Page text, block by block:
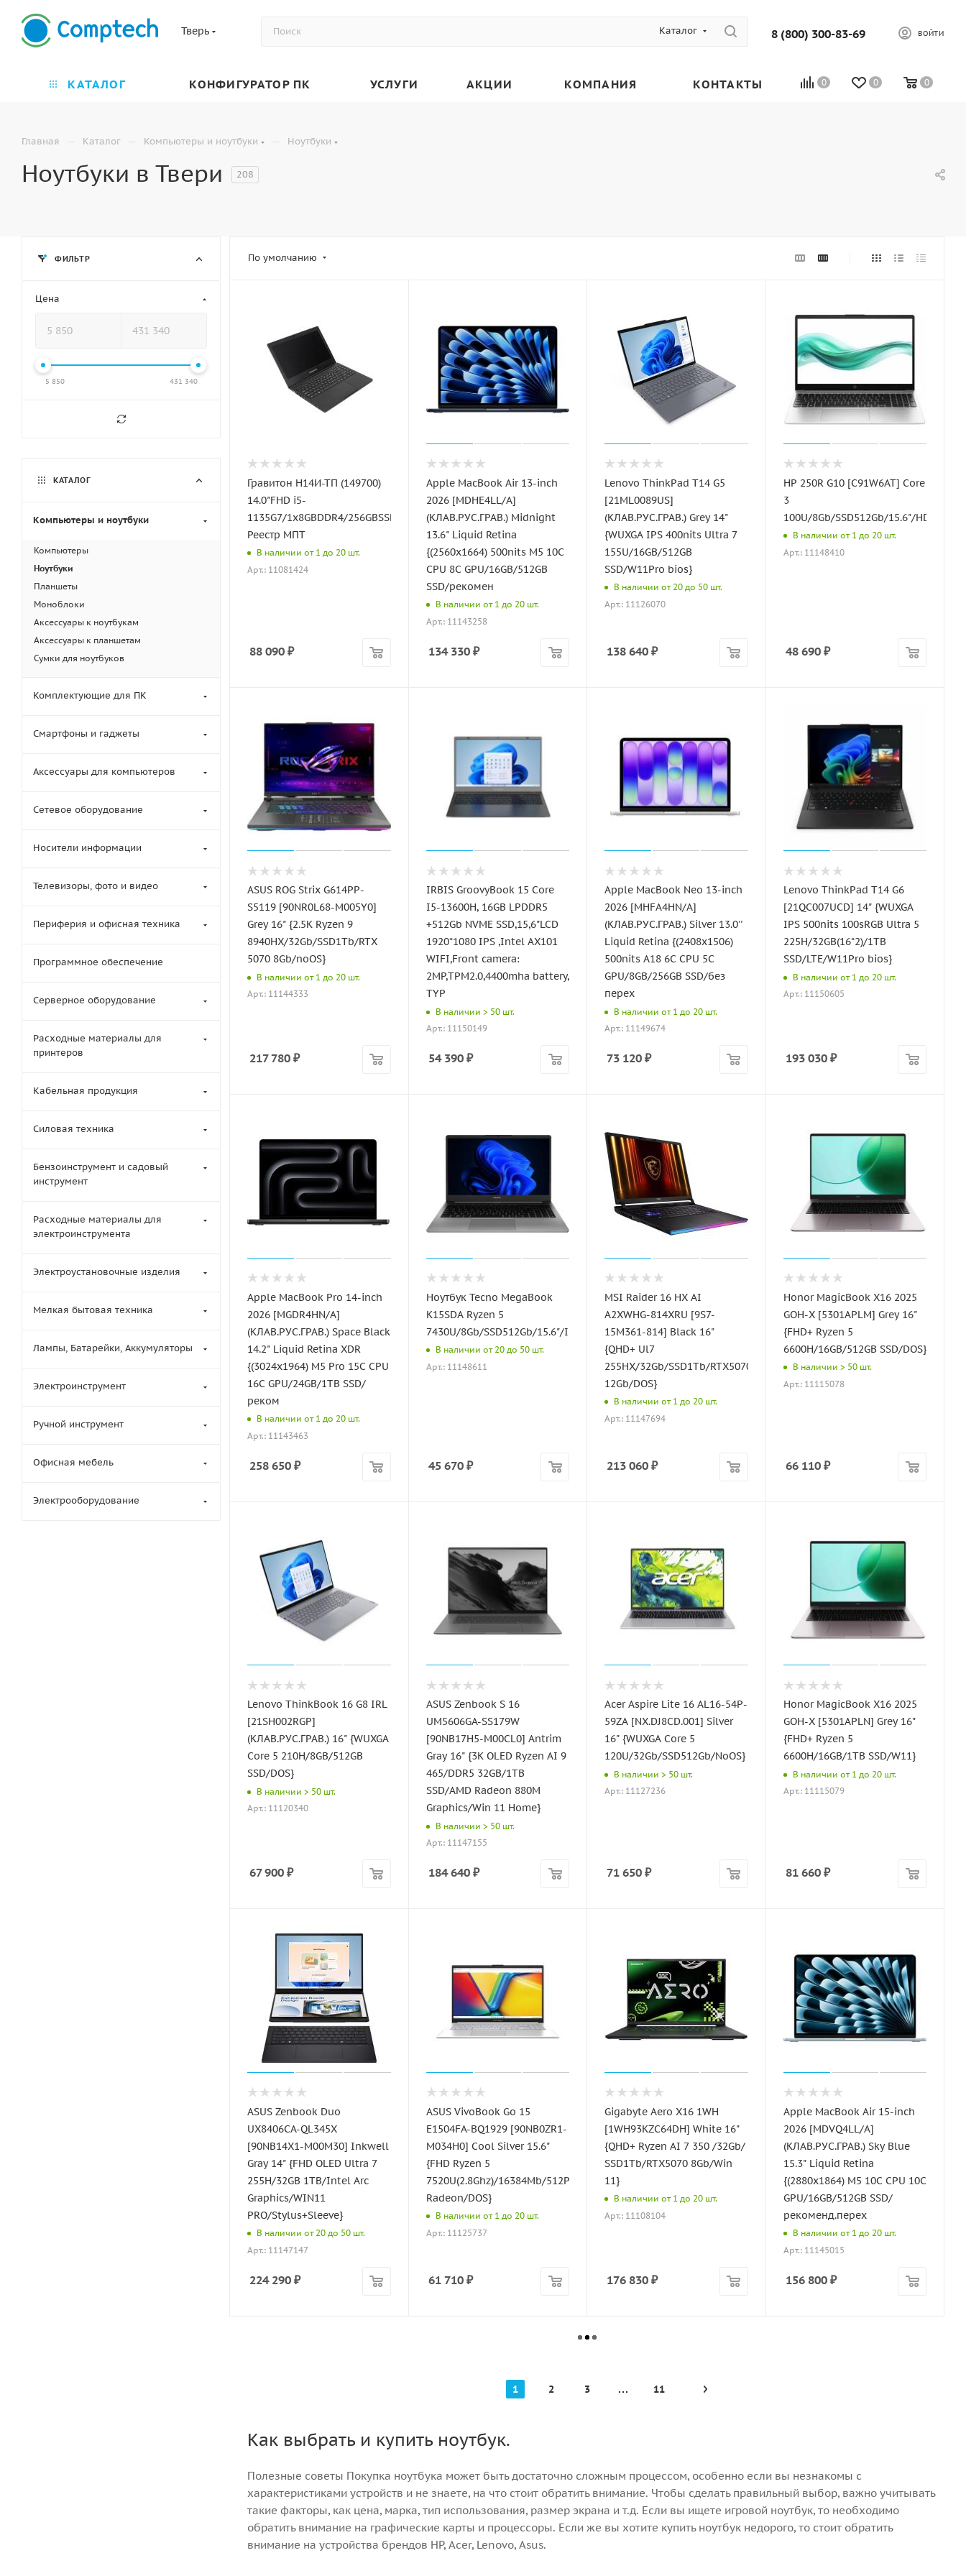
Тверь Каталог 8 (800) 300-83-69 ВОЙТИ
0 0 0
КАТАЛОГ КОНФИГУРАТОР ПК УСЛУГИ АКЦИИ КОМПАНИЯ КОНТАКТЫ
Главная — Каталог — Компьютеры и ноутбуки — Ноутбуки
Ноутбуки в Твери 208
По умолчанию
Гравитон Н14И-ТП (149700)
14.0"FHD i5-
1135G7/1x8GBDDR4/256GBSSD_M.2/WiFi+BT/NoOS/
Реестр МПТ
В наличии от 1 до 20 шт.
Арт.: 11081424
88 090 ₽
Apple MacBook Air 13-inch
2026 [MDHE4LL/A]
(КЛАВ.РУС.ГРАВ.) Midnight
13.6" Liquid Retina
{(2560x1664) 500nits M5 10C
CPU 8C GPU/16GB/512GB
SSD/рекомен
В наличии от 1 до 20 шт.
Арт.: 11143258
134 330₽
Lenovo ThinkPad T14 G5
[21ML0089US]
(КЛАВ.РУС.ГРАВ.) Grey 14"
{WUXGA IPS 400nits Ultra 7
155U/16GB/512GB
SSD/W11Pro bios}
В наличии от 20 до 50 шт.
Арт.: 11126070
138 640 ₽
HP 250R G10 [C91W6AT] Core
3
100U/8Gb/SSD512Gb/15.6"/HD/
В наличии от 1 до 20 шт.
Арт.: 11148410
48 690₽
ASUS ROG Strix G614PP-
S5119 [90NR0L68-M005Y0]
Grey 16" {2.5K Ryzen 9
8940HX/32Gb/SSD1Tb/RTX
5070 8Gb/noOS}
В наличии от 1 до 20 шт.
Арт.: 11144333
217 780 ₽
IRBIS GroovyBook 15 Core
I5-13600H, 16GB LPDDR5
+512Gb NVME SSD,15,6"LCD
1920*1080 IPS ,Intel AX101
WIFI,Front camera:
2MP,TPM2.0,4400mha battery,
TYP
В наличии > 50 шт.
Арт.: 11150149
54 390₽
Apple MacBook Neo 13-inch
2026 [MHFA4HN/A]
(КЛАВ.РУС.ГРАВ.) Silver 13.0''
Liquid Retina {(2408x1506)
500nits A18 6C CPU 5C
GPU/8GB/256GB SSD/без
перех
В наличии от 1 до 20 шт.
Арт.: 11149674
73 120 ₽
Lenovo ThinkPad T14 G6
[21QC007UCD] 14" {WUXGA
IPS 500nits 100sRGB Ultra 5
225H/32GB(16*2)/1TB
SSD/LTE/W11Pro bios}
В наличии от 1 до 20 шт.
Арт.: 11150605
193 030₽
Apple MacBook Pro 14-inch
2026 [MGDR4HN/A]
(КЛАВ.РУС.ГРАВ.) Space Black
14.2" Liquid Retina XDR
{(3024x1964) M5 Pro 15C CPU
16C GPU/24GB/1TB SSD/
реком
В наличии от 1 до 20 шт.
Арт.: 11143463
258 650 ₽
Ноутбук Tecno MegaBook
K15SDA Ryzen 5
7430U/8Gb/SSD512Gb/15.6"/IPS/FHD/W11H/grey/6060mAh
В наличии от 20 до 50 шт.
Арт.: 11148611
45 670₽
MSI Raider 16 HX AI
A2XWHG-814XRU [9S7-
15M361-814] Black 16"
{QHD+ Ul7
255HX/32Gb/SSD1Tb/RTX5070Ti
12Gb/DOS}
В наличии от 1 до 20 шт.
Арт.: 11147694
213 060 ₽
Honor MagicBook X16 2025
GOH-X [5301APLM] Grey 16"
{FHD+ Ryzen 5
6600H/16GB/512GB SSD/DOS}
В наличии > 50 шт.
Арт.: 11115078
66 110₽
Lenovo ThinkBook 16 G8 IRL
[21SH002RGP]
(КЛАВ.РУС.ГРАВ.) 16" {WUXGA
Core 5 210H/8GB/512GB
SSD/DOS}
В наличии > 50 шт.
Арт.: 11120340
67 900 ₽
ASUS Zenbook S 16
UM5606GA-SS179W
[90NB17H5-M00CL0] Antrim
Gray 16" {3K OLED Ryzen AI 9
465/DDR5 32GB/1TB
SSD/AMD Radeon 880M
Graphics/Win 11 Home}
В наличии > 50 шт.
Арт.: 11147155
184 640₽
Acer Aspire Lite 16 AL16-54P-
59ZA [NX.DJ8CD.001] Silver
16" {WUXGA Core 5
120U/32Gb/SSD512Gb/NoOS}
В наличии > 50 шт.
Арт.: 11127236
71 650 ₽
Honor MagicBook X16 2025
GOH-X [5301APLN] Grey 16"
{FHD+ Ryzen 5
6600H/16GB/1TB SSD/W11}
В наличии от 1 до 20 шт.
Арт.: 11115079
81 660₽
ASUS Zenbook Duo
UX8406CA-QL345X
[90NB14X1-M00M30] Inkwell
Gray 14" {FHD OLED Ultra 7
255H/32GB 1TB/Intel Arc
Graphics/WIN11
PRO/Stylus+Sleeve}
В наличии от 20 до 50 шт.
Арт.: 11147147
224 290 ₽
ASUS VivoBook Go 15
E1504FA-BQ1929 [90NB0ZR1-
M034H0] Cool Silver 15.6"
{FHD Ryzen 5
7520U(2.8Ghz)/16384Mb/512PCISSDGb/AMD
Radeon/DOS}
В наличии от 1 до 20 шт.
Арт.: 11125737
61 710₽
Gigabyte Aero X16 1WH
[1WH93KZC64DH] White 16"
{QHD+ Ryzen AI 7 350 /32Gb/
SSD1Tb/RTX5070 8Gb/Win
11}
В наличии от 1 до 20 шт.
Арт.: 11108104
176 830 ₽
Apple MacBook Air 15-inch
2026 [MDVQ4LL/A]
(КЛАВ.РУС.ГРАВ.) Sky Blue
15.3" Liquid Retina
{(2880x1864) M5 10C CPU 10C
GPU/16GB/512GB SSD/
рекоменд.перех
В наличии от 1 до 20 шт.
Арт.: 11145015
156 800₽
1 2 3 11
Как выбрать и купить ноутбук.
Полезные советы Покупка ноутбука может быть достаточно сложным процессом, особенно если вы незнакомы с
характеристиками устройств и не знаете, на что стоит обратить внимание. Чтобы сделать правильный выбор, важно учитывать
такие факторы, как цена, марка, тип использования, размер экрана и т.д. Если вы ищете игровой ноутбук, то необходимо
обратить внимание на графические карты и процессоры. Если же вы хотите купить ноутбук недорого, то стоит обратить
внимание на устройства брендов HP, Acer, Lenovo, Asus.
ФИЛЬТР
Цена
5 850 431 340
КАТАЛОГ
Компьютеры и ноутбуки
Компьютеры
Ноутбуки
Планшеты
Моноблоки
Аксессуары к ноутбукам
Аксессуары к планшетам
Сумки для ноутбуков
Комплектующие для ПК
Смартфоны и гаджеты
Аксессуары для компьютеров
Сетевое оборудование
Носители информации
Телевизоры, фото и видео
Периферия и офисная техника
Программное обеспечение
Серверное оборудование
Расходные материалы для
принтеров
Кабельная продукция
Силовая техника
Бензоинструмент и садовый
инструмент
Расходные материалы для
электроинструмента
Электроустановочные изделия
Мелкая бытовая техника
Лампы, Батарейки, Аккумуляторы
Электроинструмент
Ручной инструмент
Офисная мебель
Электрооборудование